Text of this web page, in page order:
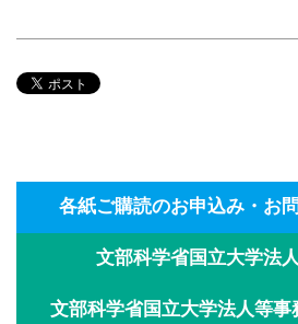
各紙ご購読のお申込み・お
文部科学省国立大学法
文部科学省国立大学法人等事